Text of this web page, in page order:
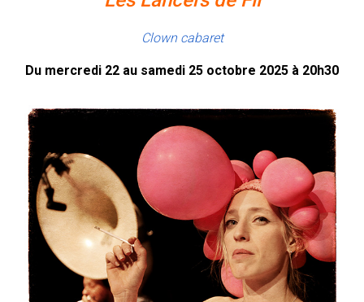
Clown cabaret
Du mercredi 22 au samedi 25 octobre 2025 à 20h30